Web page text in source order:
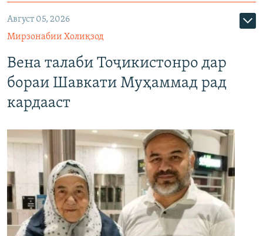
Август 05, 2026
Мирзонабии Холиқзод
Вена талаби Тоҷикистонро дар
бораи Шавкати Муҳаммад рад
кардааст